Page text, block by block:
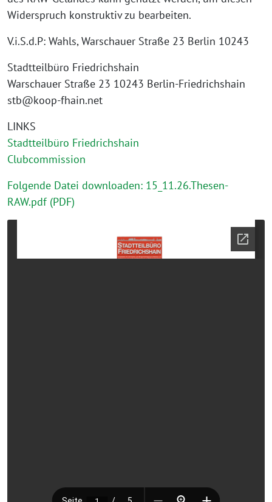
Widerspruch konstruktiv zu bearbeiten.
V.i.S.d.P: Wahls, Warschauer Straße 23 Berlin 10243
Stadtteilbüro Friedrichshain
Warschauer Straße 23 10243 Berlin-Friedrichshain
stb@koop-fhain.net
LINKS
Stadtteilbüro Friedrichshain
Clubcommission
Folgende Datei downloaden: 15_11.26.Thesen-
RAW.pdf (PDF)